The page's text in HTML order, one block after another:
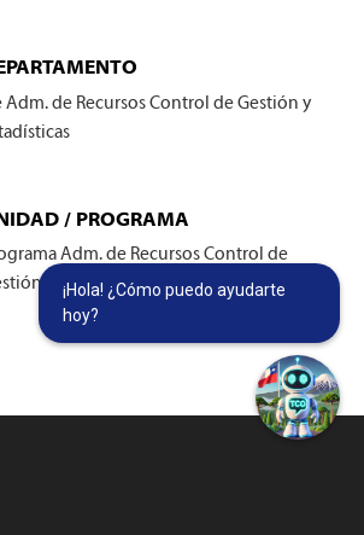
Adm. de Recursos Control de Gestión y
/ PROGRAMA
Adm. de Recursos Control de
y Estadísticas
¡Hola! ¿Cómo puedo ayudarte
hoy?